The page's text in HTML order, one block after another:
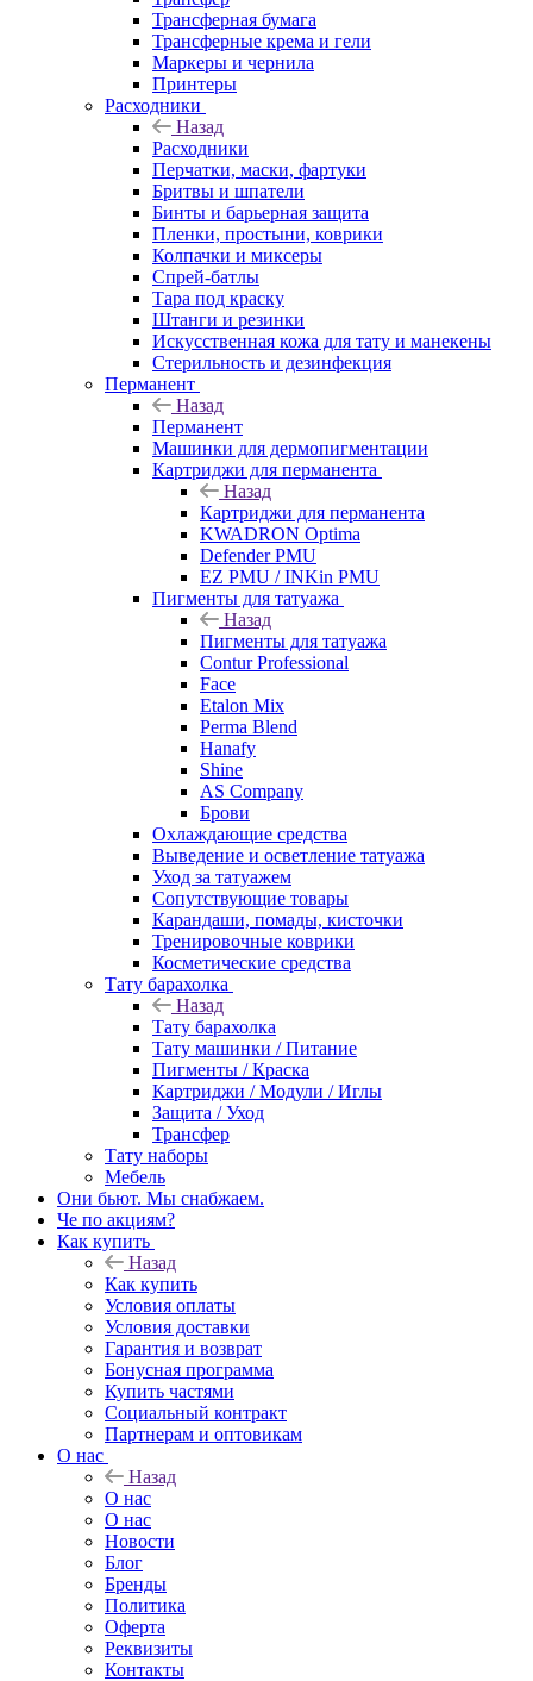
Трансферная бумага
Трансферные крема и гели
Маркеры и чернила
Принтеры
Расходники
Назад
Расходники
Перчатки, маски, фартуки
Бритвы и шпатели
Бинты и барьерная защита
Пленки, простыни, коврики
Колпачки и миксеры
Спрей-батлы
Тара под краску
Штанги и резинки
Искусственная кожа для тату и манекены
Стерильность и дезинфекция
Перманент
Назад
Перманент
Машинки для дермопигментации
Картриджи для перманента
Назад
Картриджи для перманента
KWADRON Optima
Defender PMU
EZ PMU / INKin PMU
Пигменты для татуажа
Назад
Пигменты для татуажа
Contur Professional
Face
Etalon Mix
Perma Blend
Hanafy
Shine
AS Company
Брови
Охлаждающие средства
Выведение и осветление татуажа
Уход за татуажем
Сопутствующие товары
Карандаши, помады, кисточки
Тренировочные коврики
Косметические средства
Тату барахолка
Назад
Тату барахолка
Тату машинки / Питание
Пигменты / Краска
Картриджи / Модули / Иглы
Защита / Уход
Трансфер
Тату наборы
Мебель
Они бьют. Мы снабжаем.
Че по акциям?
Как купить
Назад
Как купить
Условия оплаты
Условия доставки
Гарантия и возврат
Бонусная программа
Купить частями
Социальный контракт
Партнерам и оптовикам
О нас
Назад
О нас
О нас
Новости
Блог
Бренды
Политика
Оферта
Реквизиты
Контакты